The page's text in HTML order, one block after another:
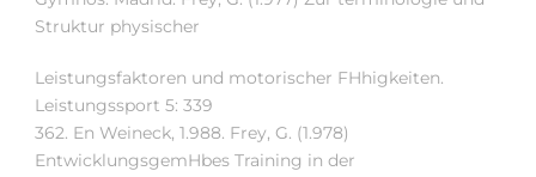
Struktur physischer
Leistungsfaktoren und motorischer FHhigkeiten.
Leistungssport 5: 339­
362. En Weineck, 1.988. Frey, G. (1.978)
EntwicklungsgemHbes Training in der